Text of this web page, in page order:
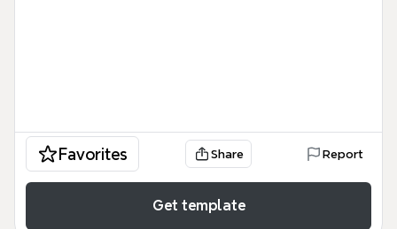
Favorites Share Report
Get template